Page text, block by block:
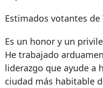
Estimados votantes de
Es un honor y un
He trabajado
liderazgo que ayude a
ciudad más habitable